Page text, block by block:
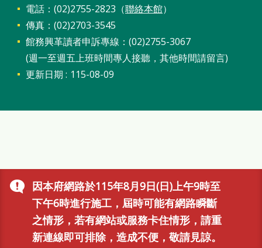
因本府網路於115年8月9日(日)上午9時至
下午6時進行施工，屆時可能有網路瞬斷
之情形，若有網站或服務卡住情形，請重
新連線即可排除，造成不便，敬請見諒。
導
覽
讀
兒
見
電話：(02)2755-2823（聯絡本館）
傳真：(02)2703-3545
館務興革讀者申訴專線：(02)2755-3067
(週一至週五上班時間專人接聽，其他時間請留言)
更新日期
115-08-09